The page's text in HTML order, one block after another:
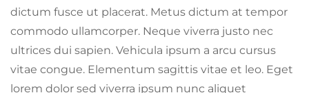
dictum fusce ut placerat. Metus dictum at tempor
commodo ullamcorper. Neque viverra justo nec
ultrices dui sapien. Vehicula ipsum a arcu cursus
vitae congue. Elementum sagittis vitae et leo. Eget
lorem dolor sed viverra ipsum nunc aliquet